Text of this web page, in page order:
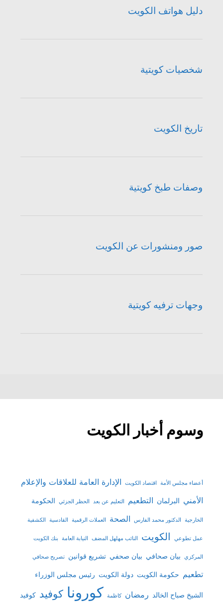
دليل هواتف الكويت
شخصيات كويتية
تاريخ الكويت
وصفات طبخ كويتية
صور ومنشورات عن الكويت
وجهات ترفيه كويتية
وسوم أخبار الكويت
أعضاء مجلس الأمة اقتصاد الكويت
الإدارة العامة للعلاقات والإعلام
الأمني البرلمان التطعيم التعليم عن بعد الحظر الجزئي الحكومة
الخارجية الدكتور محمد الفارس الصحة العملات الرقمية القادسية الكشفية
عمل تطوعي الكويت النائب مهلهل المضف النيابة العامة بنك الكويت
المركزي بيان صحافي بيان صحفي تشريع قوانين تصريح صحافي
تطعيم حكومة الكويت دولة الكويت رئيس مجلس الوزراء
الشيخ صباح الخالد رمضان كاظمة كورونا كوفيد كوفيد